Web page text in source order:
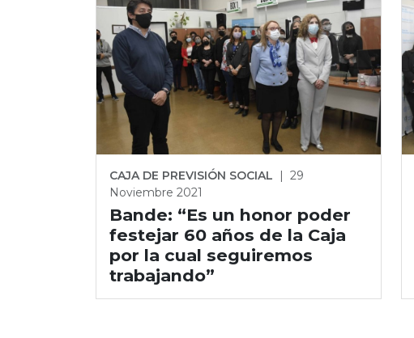
CAJA DE PREVISIÓN SOCIAL | 29
Noviembre 2021
Bande: “Es un honor poder
festejar 60 años de la Caja
por la cual seguiremos
trabajando”